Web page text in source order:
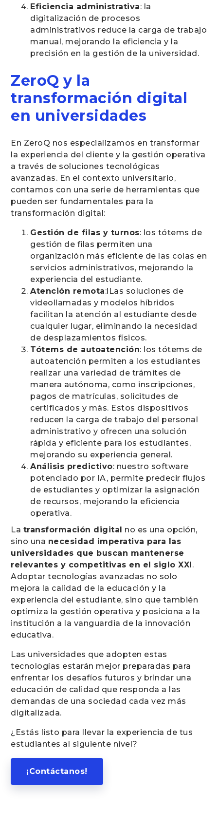
Eficiencia administrativa: la
digitalización de procesos
administrativos reduce la carga de trabajo
manual, mejorando la eficiencia y la
precisión en la gestión de la universidad.
ZeroQ y la
transformación digital
en universidades
En ZeroQ nos especializamos en transformar
la experiencia del cliente y la gestión operativa
a través de soluciones tecnológicas
avanzadas. En el contexto universitario,
contamos con una serie de herramientas que
pueden ser fundamentales para la
transformación digital:
Gestión de filas y turnos: los tótems de
gestión de filas permiten una
organización más eficiente de las colas en
servicios administrativos, mejorando la
experiencia del estudiante.
Atención remota:lLas soluciones de
videollamadas y modelos híbridos
facilitan la atención al estudiante desde
cualquier lugar, eliminando la necesidad
de desplazamientos físicos.
Tótems de autoatención: los tótems de
autoatención permiten a los estudiantes
realizar una variedad de trámites de
manera autónoma, como inscripciones,
pagos de matrículas, solicitudes de
certificados y más. Estos dispositivos
reducen la carga de trabajo del personal
administrativo y ofrecen una solución
rápida y eficiente para los estudiantes,
mejorando su experiencia general.
Análisis predictivo: nuestro software
potenciado por IA, permite predecir flujos
de estudiantes y optimizar la asignación
de recursos, mejorando la eficiencia
operativa.
La transformación digital no es una opción,
sino una necesidad imperativa para las
universidades que buscan mantenerse
relevantes y competitivas en el siglo XXI.
Adoptar tecnologías avanzadas no solo
mejora la calidad de la educación y la
experiencia del estudiante, sino que también
optimiza la gestión operativa y posiciona a la
institución a la vanguardia de la innovación
educativa.
Las universidades que adopten estas
tecnologías estarán mejor preparadas para
enfrentar los desafíos futuros y brindar una
educación de calidad que responda a las
demandas de una sociedad cada vez más
digitalizada.
¿Estás listo para llevar la experiencia de tus
estudiantes al siguiente nivel?
¡Contáctanos!